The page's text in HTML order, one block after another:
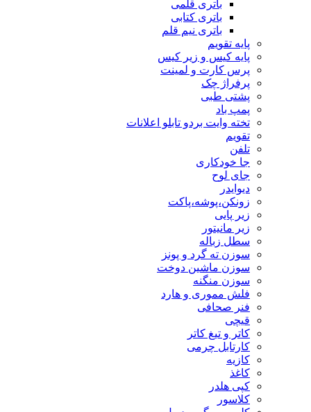
باتری قلمی
باتری کتابی
باتری نیم قلم
پایه تقویم
پایه کیس و زیر کیس
پرس کارت و لمینت
پرفراژ چک
پشتی طبی
پمپ باد
تخته وایت بردو تابلو اعلانات
تقویم
تلفن
جا خودکاری
جای لوح
دیوایدر
زونکن،پوشه،پاکت
زیر پایی
زیر مانیتور
سطل زباله
سوزن ته گرد و پونز
سوزن ماشین دوخت
سوزن منگنه
فلش مموری و هارد
فنر صحافی
قیچی
کاتر و تیغ کاتر
کارتابل چرمی
کازیه
کاغذ
کپی هلدر
کلاسور